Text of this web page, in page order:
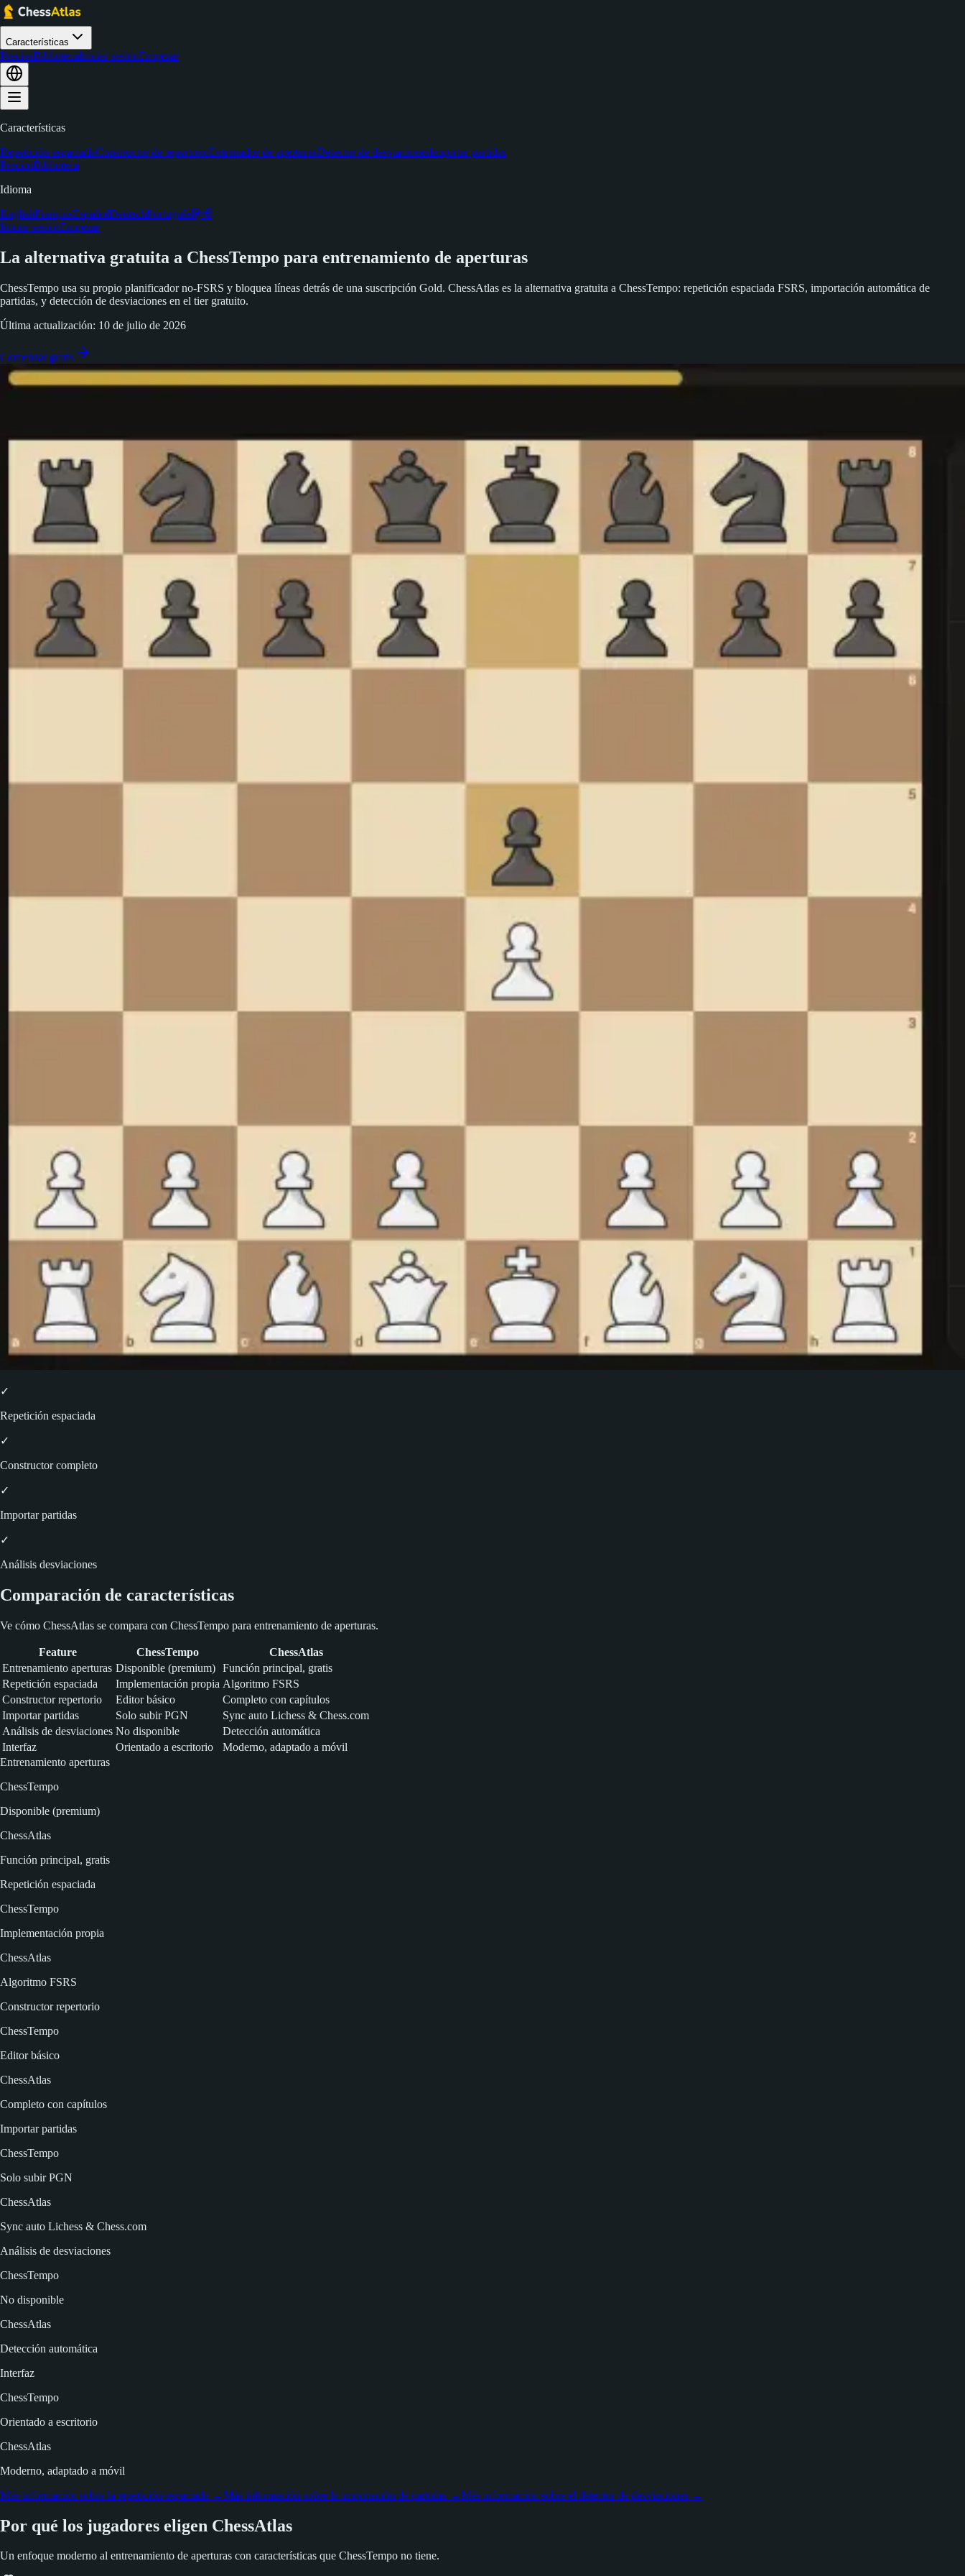
Características
PreciosBibliotecaIniciar sesiónEmpezar
Características
Repetición espaciadaConstructor de repertorioEntrenador de aperturasDetector de desviacionesImportar partidas
PreciosBiblioteca
Idioma
EnglishFrançaisEspañolDeutschPortuguêsहिन्दी
Iniciar sesiónEmpezar
La alternativa gratuita a ChessTempo para entrenamiento de aperturas
ChessTempo usa su propio planificador no-FSRS y bloquea líneas detrás de una suscripción Gold. ChessAtlas es la alternativa gratuita a ChessTempo: repetición espaciada FSRS, importación automática de
partidas, y detección de desviaciones en el tier gratuito.
Última actualización: 10 de julio de 2026
Comenzar gratis
✓
Repetición espaciada
✓
Constructor completo
✓
Importar partidas
✓
Análisis desviaciones
Comparación de características
Ve cómo ChessAtlas se compara con ChessTempo para entrenamiento de aperturas.
Feature ChessTempo
ChessAtlas
Entrenamiento aperturas Disponible (premium) Función principal, gratis
Repetición espaciada
Implementación propia Algoritmo FSRS
Constructor repertorio
Editor básico
Completo con capítulos
Importar partidas
Solo subir PGN
Sync auto Lichess & Chess.com
Análisis de desviaciones No disponible
Detección automática
Interfaz
Orientado a escritorio
Moderno, adaptado a móvil
Entrenamiento aperturas
ChessTempo
Disponible (premium)
ChessAtlas
Función principal, gratis
Repetición espaciada
ChessTempo
Implementación propia
ChessAtlas
Algoritmo FSRS
Constructor repertorio
ChessTempo
Editor básico
ChessAtlas
Completo con capítulos
Importar partidas
ChessTempo
Solo subir PGN
ChessAtlas
Sync auto Lichess & Chess.com
Análisis de desviaciones
ChessTempo
No disponible
ChessAtlas
Detección automática
Interfaz
ChessTempo
Orientado a escritorio
ChessAtlas
Moderno, adaptado a móvil
Más información sobre la repetición espaciada →Más información sobre la importación de partidas →Más información sobre el detector de desviaciones →
Por qué los jugadores eligen ChessAtlas
Un enfoque moderno al entrenamiento de aperturas con características que ChessTempo no tiene.